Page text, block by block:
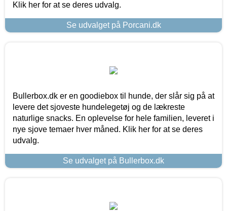
Klik her for at se deres udvalg.
Se udvalget på Porcani.dk
Bullerbox.dk er en goodiebox til hunde, der slår sig på at
levere det sjoveste hundelegetøj og de lækreste
naturlige snacks. En oplevelse for hele familien, leveret i
nye sjove temaer hver måned. Klik her for at se deres
udvalg.
Se udvalget på Bullerbox.dk